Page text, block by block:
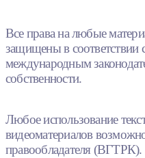
Все права на любые
защищены в соответствии
международным
собственности.
Любое использование
видеоматериалов
правообладателя (ВГТРК).